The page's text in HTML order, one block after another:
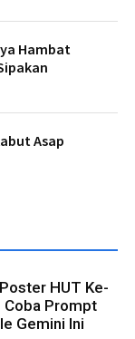
Hambat
Asap
HUT Ke-
Coba Prompt
Gemini Ini